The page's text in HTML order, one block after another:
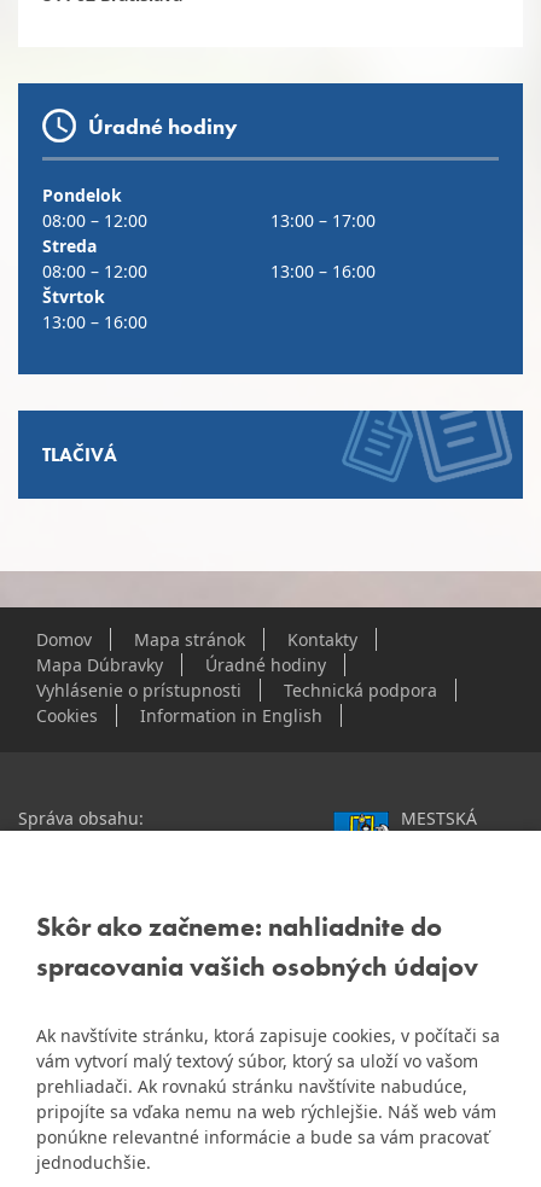
Skôr ako začneme: nahliadnite do
spracovania vašich osobných údajov
Ak navštívite stránku, ktorá zapisuje cookies, v počítači sa
vám vytvorí malý textový súbor, ktorý sa uloží vo vašom
prehliadači. Ak rovnakú stránku navštívite nabudúce,
pripojíte sa vďaka nemu na web rýchlejšie. Náš web vám
ponúkne relevantné informácie a bude sa vám pracovať
jednoduchšie.
Úradné hodiny
Pondelok
08:00 – 12:00
13:00 – 17:00
Streda
08:00 – 12:00
13:00 – 16:00
Štvrtok
13:00 – 16:00
TLAČIVÁ
Domov Mapa stránok
Kontakty
Mapa Dúbravky
Úradné hodiny
Vyhlásenie o prístupnosti
Technická podpora
Cookies
Information in English
Správa obsahu:
Staršie informácie a dokumenty
starej stránke Dúbravky
Naša mestská časť získala 3.
miesto v súťažiZlatyErb.sk
o
najlepšiu internetovú stránku
samospráv za rok 2020
MESTSKÁ
Žatevná 2, 844 02
IČO: 00603406
DIČ: 2020919120
IČ DPH: Nie sme platca
DPH
Bankové spojenie: